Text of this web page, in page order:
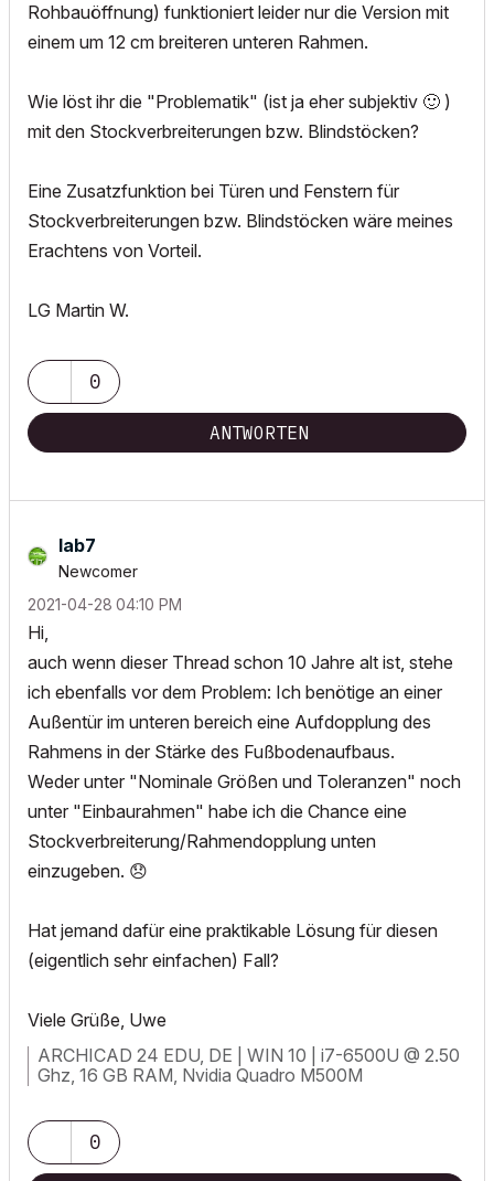
Rohbauöffnung) funktioniert leider nur die Version mit
einem um 12 cm breiteren unteren Rahmen.
Wie löst ihr die "Problematik" (ist ja eher subjektiv 🙂 )
mit den Stockverbreiterungen bzw. Blindstöcken?
Eine Zusatzfunktion bei Türen und Fenstern für
Stockverbreiterungen bzw. Blindstöcken wäre meines
Erachtens von Vorteil.
LG Martin W.
0
ANTWORTEN
lab7
Newcomer
‎2021-04-28 04:10 PM
Hi,
auch wenn dieser Thread schon 10 Jahre alt ist, stehe
ich ebenfalls vor dem Problem: Ich benötige an einer
Außentür im unteren bereich eine Aufdopplung des
Rahmens in der Stärke des Fußbodenaufbaus.
Weder unter "Nominale Größen und Toleranzen" noch
unter "Einbaurahmen" habe ich die Chance eine
Stockverbreiterung/Rahmendopplung unten
einzugeben. 😞
Hat jemand dafür eine praktikable Lösung für diesen
(eigentlich sehr einfachen) Fall?
Viele Grüße, Uwe
ARCHICAD 24 EDU, DE | WIN 10 | i7-6500U @ 2.50
Ghz, 16 GB RAM, Nvidia Quadro M500M
0